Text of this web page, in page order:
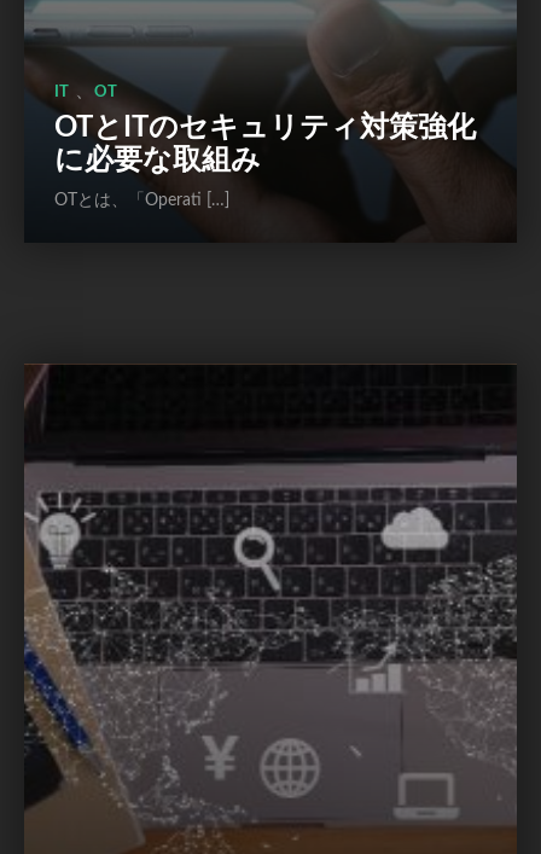
IT OT
OTとITのセキュリティ対策強化
に必要な取組み
OTとは、「Operati […]